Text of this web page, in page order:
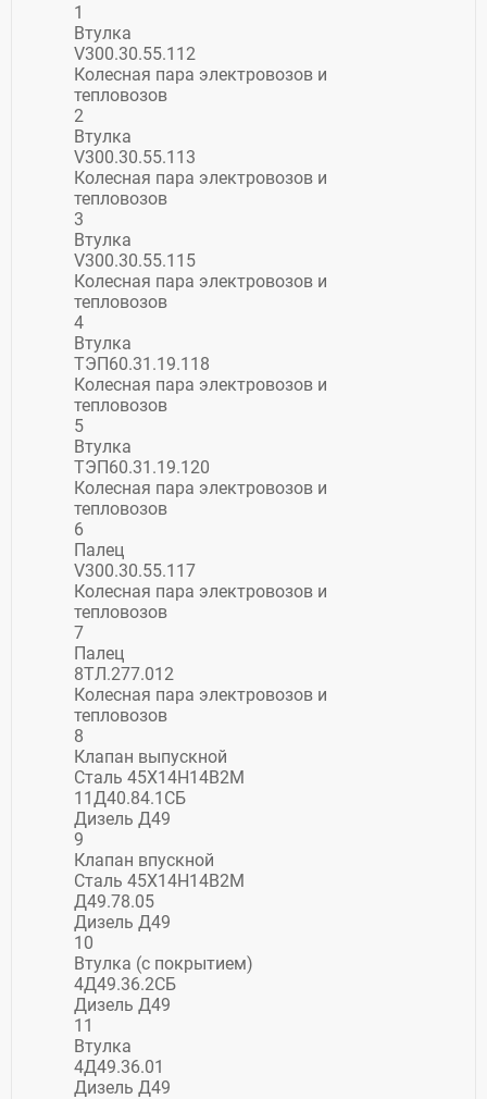
1
Втулка
V300.30.55.112
Колесная пара электровозов и
тепловозов
2
Втулка
V300.30.55.113
Колесная пара электровозов и
тепловозов
3
Втулка
V300.30.55.115
Колесная пара электровозов и
тепловозов
4
Втулка
ТЭП60.31.19.118
Колесная пара электровозов и
тепловозов
5
Втулка
ТЭП60.31.19.120
Колесная пара электровозов и
тепловозов
6
Палец
V300.30.55.117
Колесная пара электровозов и
тепловозов
7
Палец
8ТЛ.277.012
Колесная пара электровозов и
тепловозов
8
Клапан выпускной
Сталь 45Х14Н14В2М
11Д40.84.1СБ
Дизель Д49
9
Клапан впускной
Сталь 45Х14Н14В2М
Д49.78.05
Дизель Д49
10
Втулка (с покрытием)
4Д49.36.2СБ
Дизель Д49
11
Втулка
4Д49.36.01
Дизель Д49